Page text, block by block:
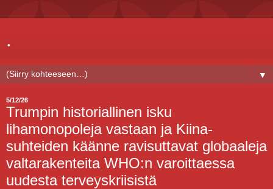
.
▼
5/12/26
Trumpin historiallinen isku
lihamonopoleja vastaan ja Kiina-
suhteiden käänne ravisuttavat globaaleja
valtarakenteita WHO:n varoittaessa
uudesta terveyskriisistä